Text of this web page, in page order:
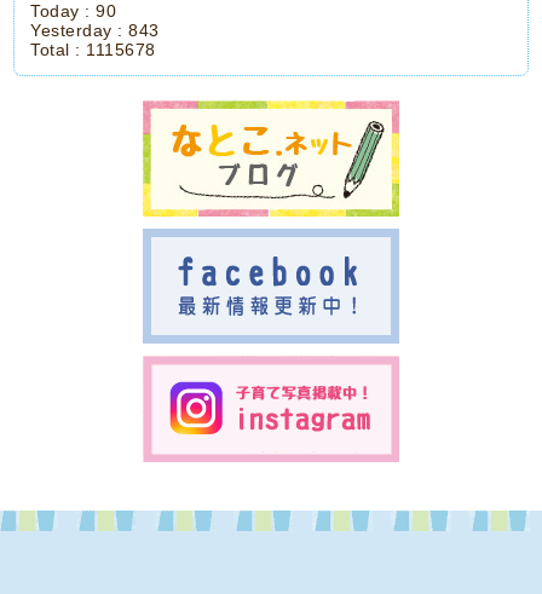
Today :90
Yesterday :843
Total : 1115678